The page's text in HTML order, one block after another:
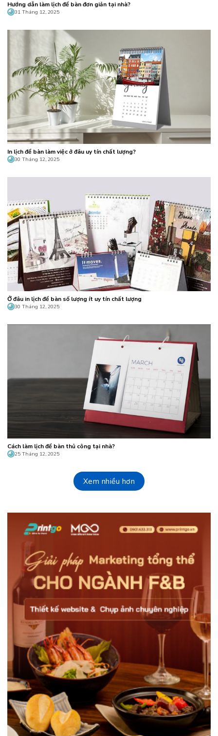
Hướng dẫn làm lịch để bàn đơn giản tại nhà?
31 Tháng 12, 2025
In lịch để bàn làm việc ở đâu uy tín chất lượng?
30 Tháng 12, 2025
Ở đâu in lịch để bàn số lượng ít uy tín chất lượng
30 Tháng 12, 2025
Cách làm lịch để bàn thủ công tại nhà?
25 Tháng 12, 2025
Xem nhiều hơn